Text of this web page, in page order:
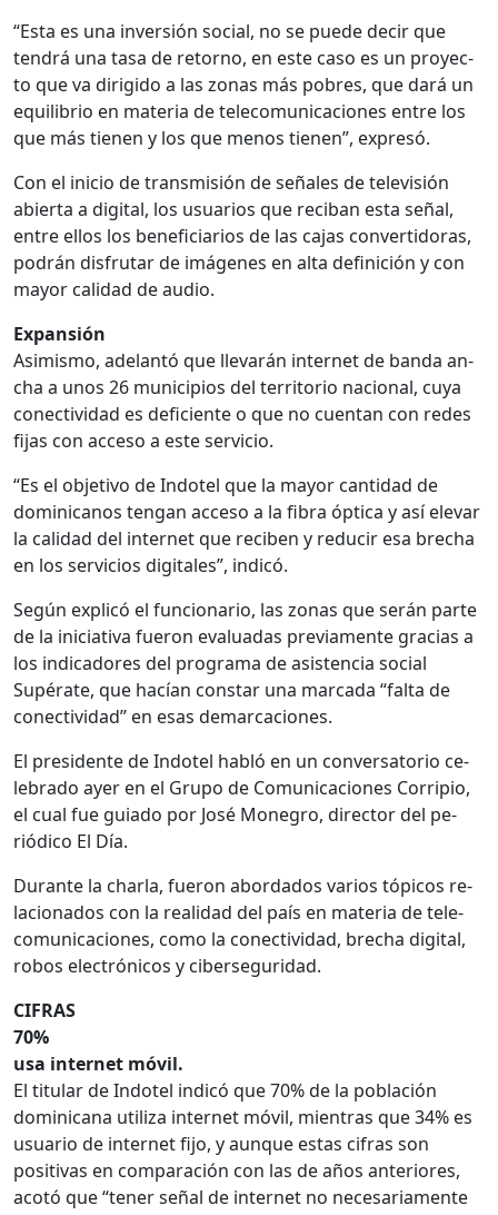
“Esta es una inversión so­cial, no se puede decir que
tendrá una tasa de retorno, en este caso es un proyec­
to que va dirigido a las zo­nas más pobres, que dará un
equilibrio en materia de telecomunicaciones entre los
que más tienen y los que menos tienen”, expresó.
Con el inicio de transmi­sión de señales de televisión
abierta a digital, los usua­rios que reciban esta señal,
entre ellos los beneficiarios de las cajas convertidoras,
podrán disfrutar de imáge­nes en alta definición y con
mayor calidad de audio.
Expansión
Asimismo, adelantó que lle­varán internet de banda an­
cha a unos 26 municipios del territorio nacional, cuya
conectividad es deficiente o que no cuentan con redes
fi­jas con acceso a este servi­cio.
“Es el objetivo de Indotel que la mayor cantidad de
dominicanos tengan acceso a la fibra óptica y así elevar
la calidad del internet que reciben y reducir esa brecha
en los servicios digitales”, indicó.
Según explicó el funcio­nario, las zonas que serán parte
de la iniciativa fue­ron evaluadas previamen­te gracias a
los indicadores del programa de asistencia social
Supérate, que hacían constar una marcada “falta de
conectividad’’ en esas de­marcaciones.
El presidente de Indotel ha­bló en un conversatorio ce­
lebrado ayer en el Grupo de Comunicaciones Corripio,
el cual fue guiado por José Monegro, director del pe­
riódico El Día.
Durante la charla, fueron abordados varios tópicos re­
lacionados con la realidad del país en materia de tele­
comunicaciones, como la conectividad, brecha digi­tal,
robos electrónicos y ci­berseguridad.
CIFRAS
70%
usa internet móvil.
El titular de Indotel in­dicó que 70% de la po­blación
dominicana utiliza internet móvil, mientras que 34% es
usuario de internet fijo, y aunque estas cifras son
positivas en compara­ción con las de años an­teriores,
acotó que “te­ner señal de internet no necesariamente